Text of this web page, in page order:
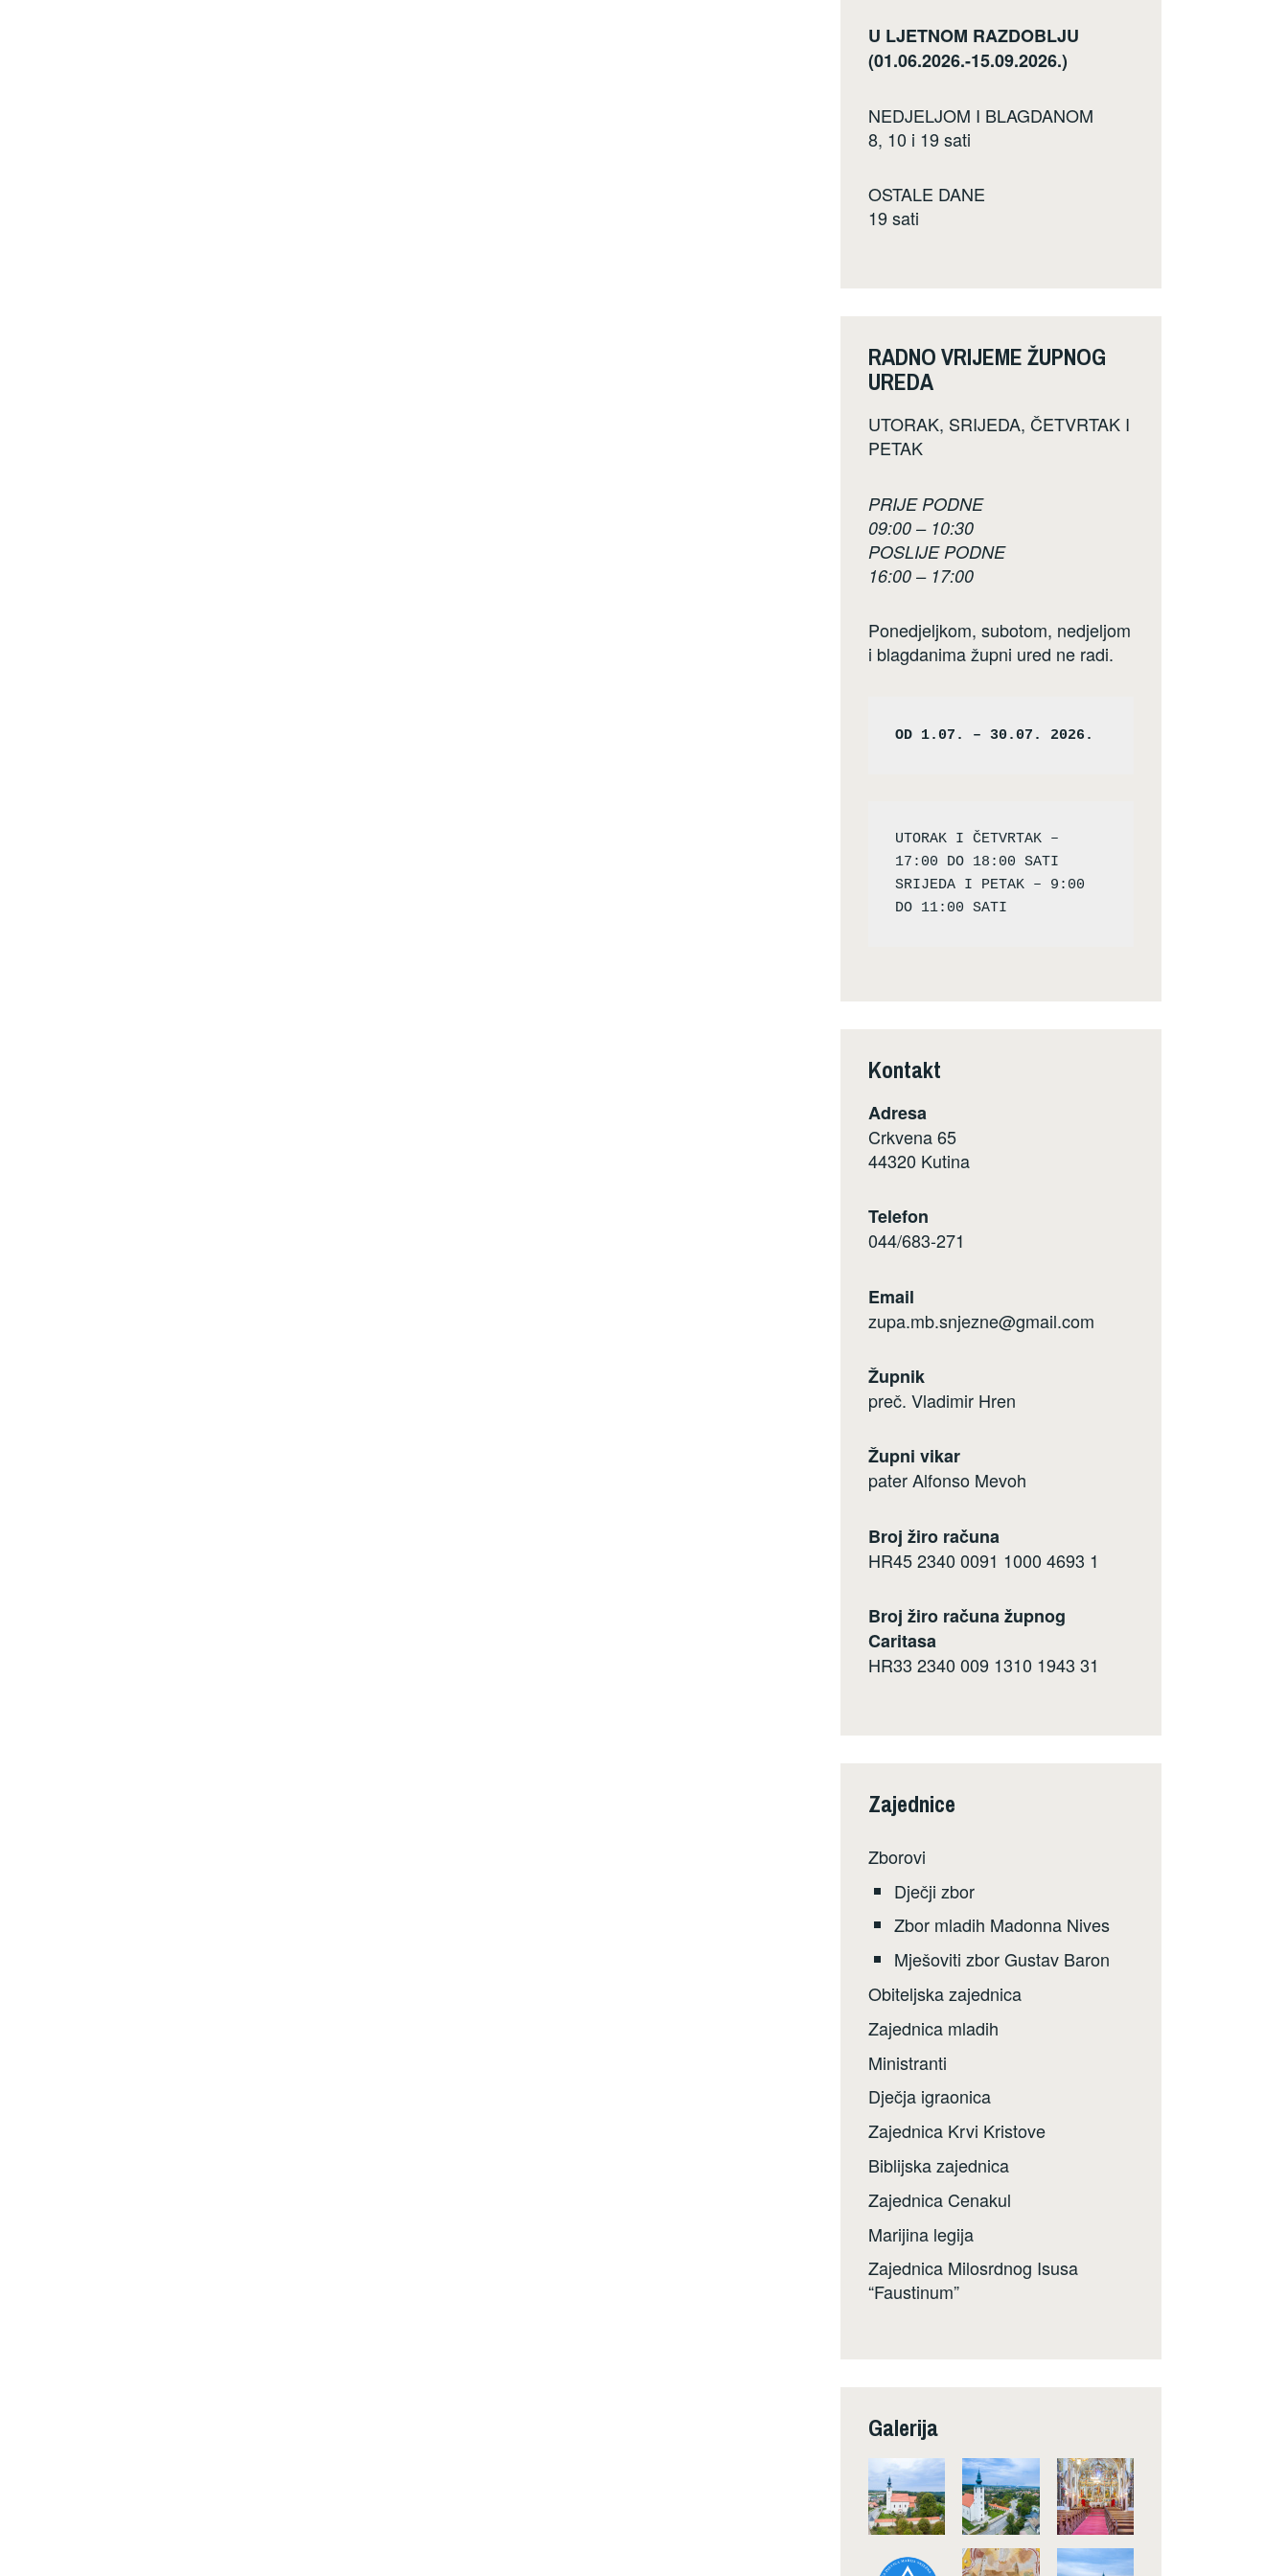
U LJETNOM RAZDOBLJU
(01.06.2026.-15.09.2026.)
NEDJELJOM I BLAGDANOM
8, 10 i 19 sati
OSTALE DANE
19 sati
RADNO VRIJEME ŽUPNOG
UREDA
UTORAK, SRIJEDA, ČETVRTAK I
PETAK
PRIJE PODNE
09:00 – 10:30
POSLIJE PODNE
16:00 – 17:00
Ponedjeljkom, subotom, nedjeljom
i blagdanima župni ured ne radi.
OD 1.07. – 30.07. 2026.
UTORAK I ČETVRTAK –
17:00 DO 18:00 SATI
SRIJEDA I PETAK – 9:00
Kontakt
Adresa
Crkvena 65
44320 Kutina
Telefon
044/683-271
Email
zupa.mb.snjezne@gmail.com
Župnik
preč. Vladimir Hren
Župni vikar
pater Alfonso Mevoh
Broj žiro računa
HR45 2340 0091 1000 4693 1
Broj žiro računa župnog
Caritasa
HR33 2340 009 1310 1943 31
Zajednice
Zborovi
Dječji zbor
Zbor mladih Madonna Nives
Mješoviti zbor Gustav Baron
Obiteljska zajednica
Zajednica mladih
Ministranti
Dječja igraonica
Zajednica Krvi Kristove
Biblijska zajednica
Zajednica Cenakul
Marijina legija
Zajednica Milosrdnog Isusa
“Faustinum”
Galerija